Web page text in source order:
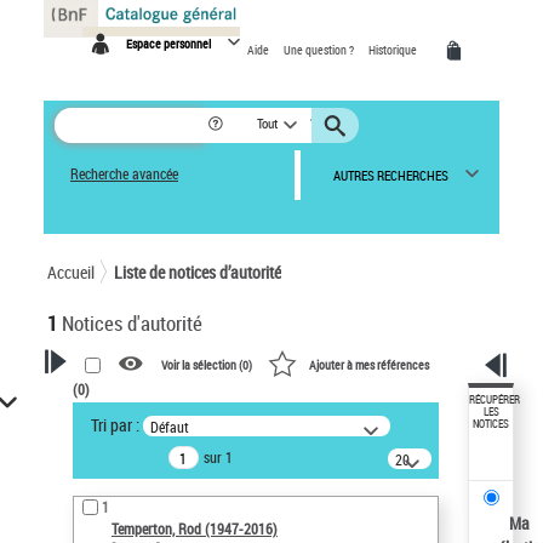
Espace personnel Aide Une question ? Historique
Tout
Recherche avancée AUTRES RECHERCHES
Accueil Liste de notices d’autorité
1 Notices d'autorité
VOTRE RECHERCHE
Recherche avancée dans les
notices d’autorité
Œuvres liées à l'auteur :
Temperton, Rod (1947-2016)
Voir la sélection (0) Ajouter à mes références
(0)
Tri par : Défaut
sur 1
20
résultats/page
1
Temperton, Rod (1947-2016)
RÉCUPÉRER
LES
NOTICES
Ma
Panneau de gestion des cookies